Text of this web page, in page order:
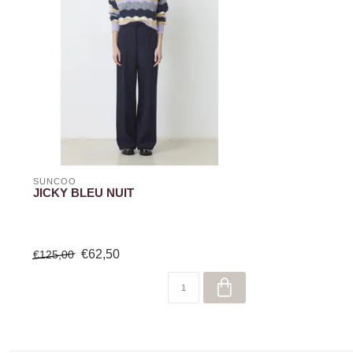
SUNCOO
JICKY BLEU NUIT
€125,00 €62,50